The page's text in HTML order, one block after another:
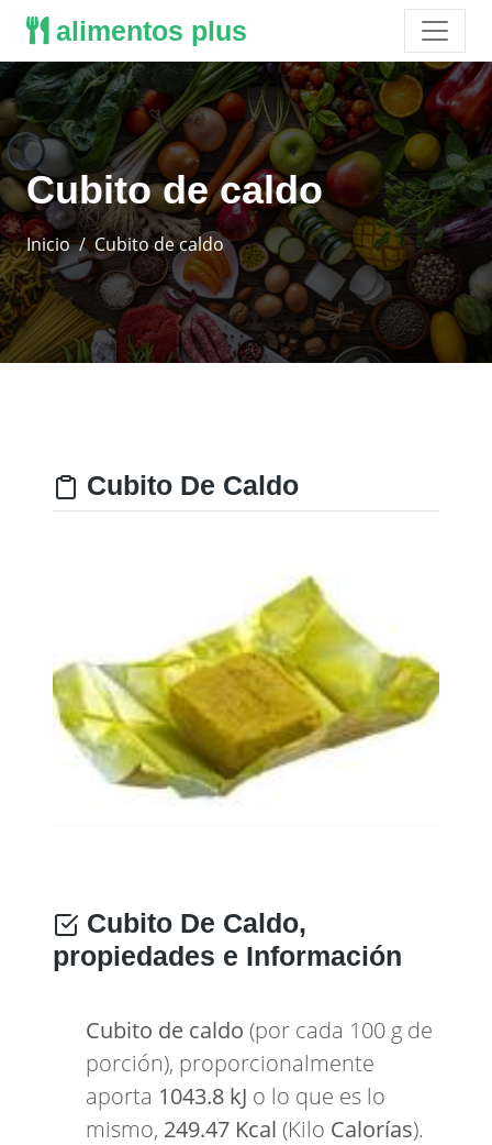
alimentos plus
Cubito de caldo
Inicio Cubito de caldo
Cubito De Caldo
Cubito De Caldo,
propiedades e Información
Cubito de caldo (por cada 100 g de
porción), proporcionalmente
aporta 1043.8 kJ o lo que es lo
mismo, 249.47 Kcal (Kilo Calorías).